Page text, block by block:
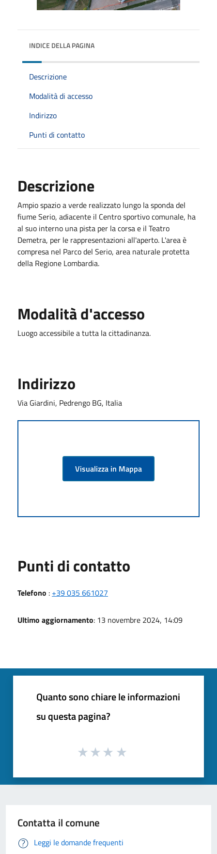
INDICE DELLA PAGINA
Descrizione
Modalità di accesso
Indirizzo
Punti di contatto
Descrizione
Ampio spazio a verde realizzato lungo la sponda del
fiume Serio, adiacente il Centro sportivo comunale, ha
al suo interno una pista per la corsa e il Teatro
Demetra, per le rappresentazioni all'aperto. L'area è
compresa nel Parco del Serio, area naturale protetta
della Regione Lombardia.
Modalità d'accesso
Luogo accessibile a tutta la cittadinanza.
Indirizzo
Via Giardini, Pedrengo BG, Italia
Visualizza in Mappa
Punti di contatto
Telefono : +39 035 661027
Ultimo aggiornamento: 13 novembre 2024, 14:09
Quanto sono chiare le informazioni
su questa pagina?
Contatta il comune
Leggi le domande frequenti